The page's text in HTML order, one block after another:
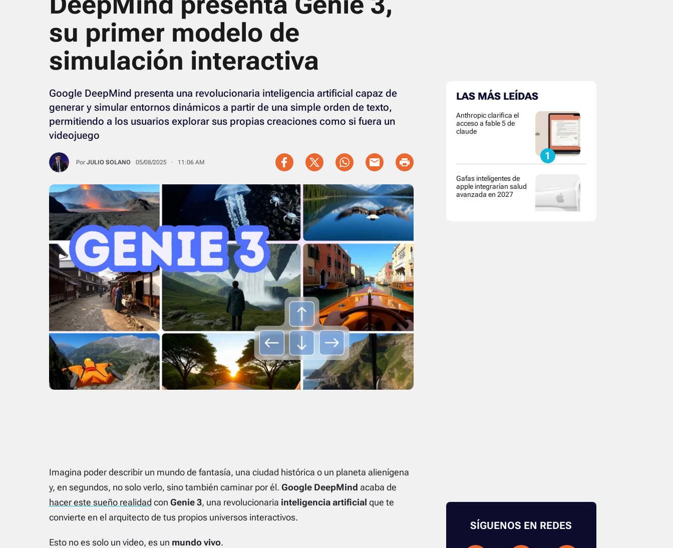
su primer modelo de
simulación interactiva
Google DeepMind presenta una revolucionaria inteligencia artificial capaz de
generar y simular entornos dinámicos a partir de una simple orden de texto,
permitiendo a los usuarios explorar sus propias creaciones como si fuera un
videojuego
Por JULIO SOLANO 05/08/2025 · 11:06 AM
Imagina poder describir un mundo de fantasía, una ciudad histórica o un planeta alienígena
y, en segundos, no solo verlo, sino también caminar por él. Google DeepMind acaba de
hacer este sueño realidad con Genie 3, una revolucionaria inteligencia artificial que te
convierte en el arquitecto de tus propios universos interactivos.
Esto no es solo un video, es un mundo vivo.
LAS MÁS LEÍDAS
Anthropic clarifica el
acceso a fable 5 de
claude
Gafas inteligentes de
apple integrarían salud
avanzada en 2027
SÍGUENOS EN REDES